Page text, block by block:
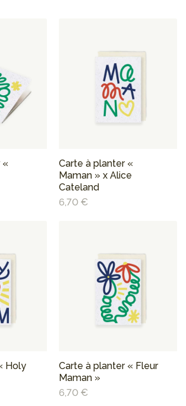
«
Carte à planter «
Maman » x Alice
Cateland
6,70 €
Holy
Carte à planter « Fleur
Maman »
6,70 €